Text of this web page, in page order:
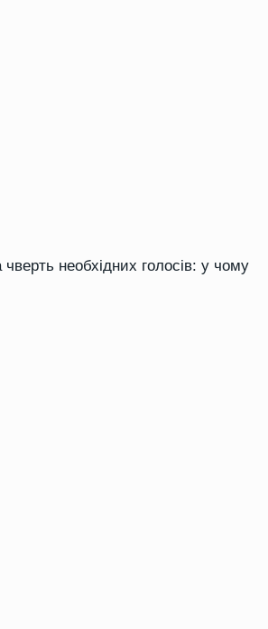
чверть необхідних голосів: у чому